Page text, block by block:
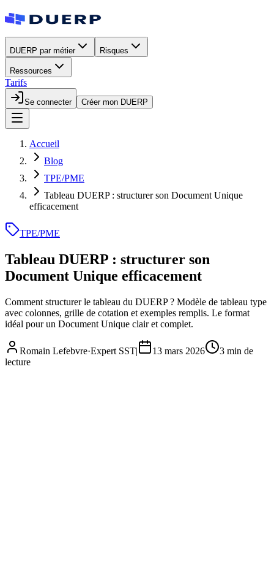
DUERP par métier Risques
Ressources
Tarifs
Se connecter Créer mon DUERP
Accueil
Blog
TPE/PME
Tableau DUERP : structurer son Document Unique
efficacement
TPE/PME
Tableau DUERP : structurer son
Document Unique efficacement
Comment structurer le tableau du DUERP ? Modèle de tableau type
avec colonnes, grille de cotation et exemples remplis. Le format
idéal pour un Document Unique clair et complet.
Romain Lefebvre·Expert SST| 13 mars 2026 3 min de
lecture